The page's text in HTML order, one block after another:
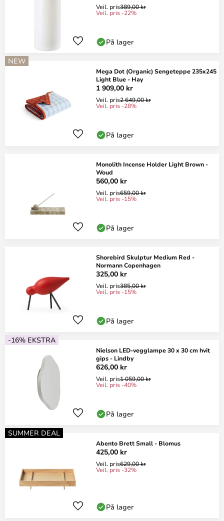
Veil. pris389,00 kr
Veil. pris -22%
På lager
NEW
Mega Dot (Organic) Sengeteppe 235x245
Light Blue - Hay
1 909,00 kr
Veil. pris2 649,00 kr
Veil. pris -28%
På lager
Monolith Incense Holder Light Brown -
Woud
560,00 kr
Veil. pris659,00 kr
Veil. pris -15%
På lager
Shorebird Skulptur Medium Red -
Normann Copenhagen
325,00 kr
Veil. pris385,00 kr
Veil. pris -15%
På lager
-16% EKSTRA
Nielson LED-vegglampe 30 x 30 cm hvit
gips - Lindby
626,00 kr
Veil. pris1 059,00 kr
Veil. pris -40%
På lager
SUMMER DEAL
Abento Brett Small - Blomus
425,00 kr
Veil. pris629,00 kr
Veil. pris -32%
På lager